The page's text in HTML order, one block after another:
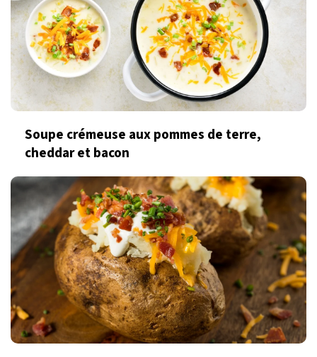
Soupe crémeuse aux pommes de terre,
cheddar et bacon